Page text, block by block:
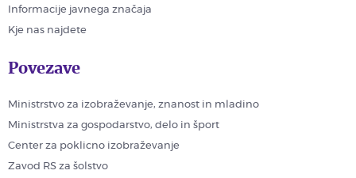
Informacije javnega značaja
Kje nas najdete
Povezave
Ministrstvo za izobraževanje, znanost in mladino
Ministrstva za gospodarstvo, delo in šport
Center za poklicno izobraževanje
Zavod RS za šolstvo